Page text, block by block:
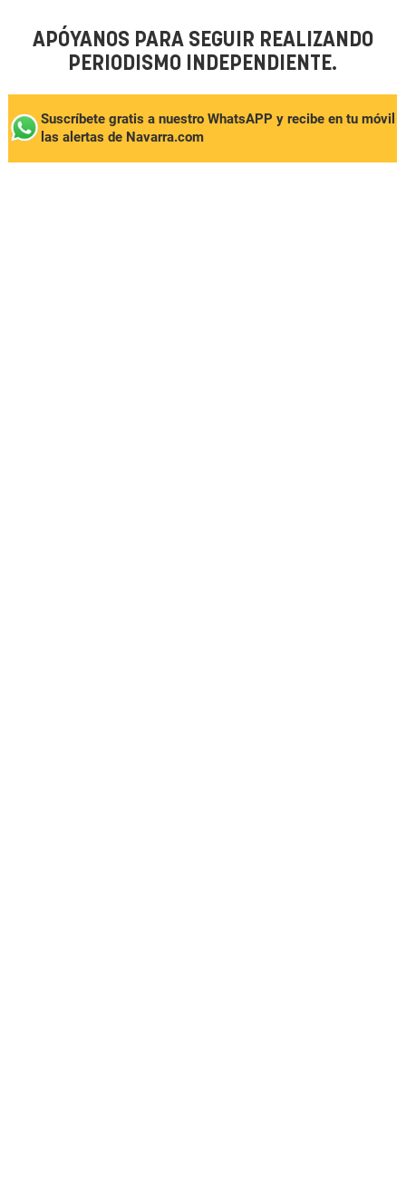
APÓYANOS PARA SEGUIR REALIZANDO
PERIODISMO INDEPENDIENTE.
Suscríbete gratis a nuestro WhatsAPP y recibe en tu móvil
las alertas de Navarra.com